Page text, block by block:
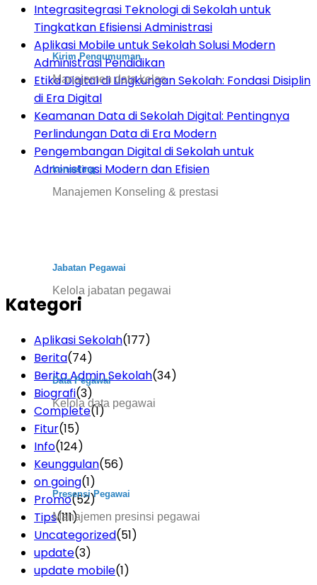
Kirim Pengumuman
Manajemen data kelas
konseling
Manajemen Konseling & prestasi
Jabatan Pegawai
Kelola jabatan pegawai
Data Pegawai
Kelola data pegawai
Presensi Pegawai
Manajemen presinsi pegawai
Integrasitegrasi Teknologi di Sekolah untuk
Tingkatkan Efisiensi Administrasi
Aplikasi Mobile untuk Sekolah Solusi Modern
Administrasi Pendidikan
Etika Digital di Lingkungan Sekolah: Fondasi Disiplin
di Era Digital
Keamanan Data di Sekolah Digital: Pentingnya
Perlindungan Data di Era Modern
Pengembangan Digital di Sekolah untuk
Administrasi Modern dan Efisien
Kategori
Aplikasi Sekolah(177)
Berita(74)
Berita Admin Sekolah(34)
Biografi(3)
Complete(1)
Fitur(15)
Info(124)
Keunggulan(56)
on going(1)
Promo(52)
Tips(111)
Uncategorized(51)
update(3)
update mobile(1)